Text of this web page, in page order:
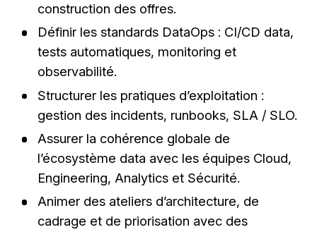
construction des offres.
Définir les standards DataOps : CI/CD data,
tests automatiques, monitoring et
observabilité.
Structurer les pratiques d’exploitation :
gestion des incidents, runbooks, SLA / SLO.
Assurer la cohérence globale de
l’écosystème data avec les équipes Cloud,
Engineering, Analytics et Sécurité.
Animer des ateliers d’architecture, de
cadrage et de priorisation avec des